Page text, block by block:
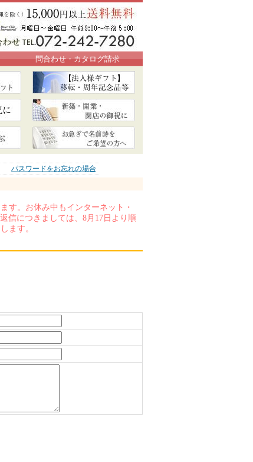
問合わせ・カタログ請求
パスワードをお忘れの場合
す。お休み中もインターネット・
信につきましては、8月17日より順
ます。